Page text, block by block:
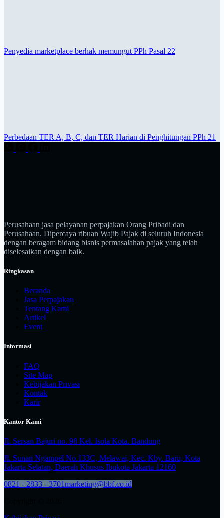
Penyedia marketplace berhak memungut PPh Pasal 22
Perbedaan TER A, B, C, dan TER Harian di Penghitungan PPh 21
Perusahaan jasa pelayanan perpajakan Orang Pribadi dan
Perusahaan. Dipercaya ribuan Wajib Pajak di seluruh Indonesia
dengan beragam bidang bisnis permasalahan pajak yang telah
diselesaikan dengan baik.
Ringkasan
Beranda
Jasa Perpajakan
Tentang Kami
Artikel
Event
Informasi
FAQ
Site Map
Kebijakan Privasi
Kontak
Karir
Kantor Kami
Jl. Sersan Bajuri no. 98 Kel. Isola Kota. Bandung
Jl. Sunan Ngampel No.133C, Melawai, Kec. Kby. Baru, Kota
Jakarta Selatan, Daerah Khusus Ibukota Jakarta 12160
0821 - 2833 - 3701marketing@bbf.co.id